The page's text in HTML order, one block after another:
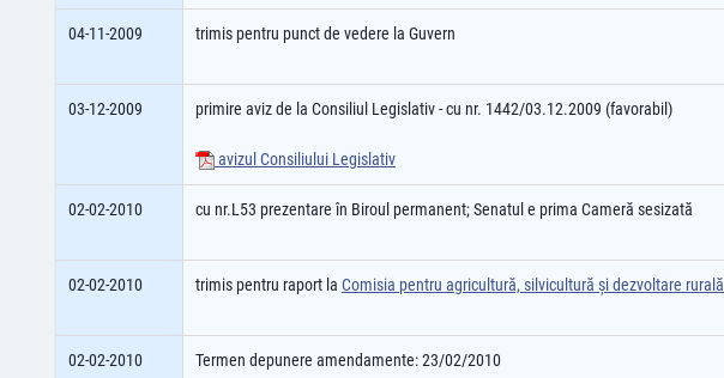
04-11-2009 trimis pentru punct de vedere la Guvern
03-12-2009 primire aviz de la Consiliul Legislativ - cu nr. 1442/03.12.2009 (favorabil)
avizul Consiliului Legislativ
02-02-2010 cu nr.L53 prezentare în Biroul permanent; Senatul e prima Cameră sesizată
02-02-2010 trimis pentru raport la Comisia pentru agricultură, silvicultură şi dezvoltare rurală
02-02-2010 Termen depunere amendamente: 23/02/2010